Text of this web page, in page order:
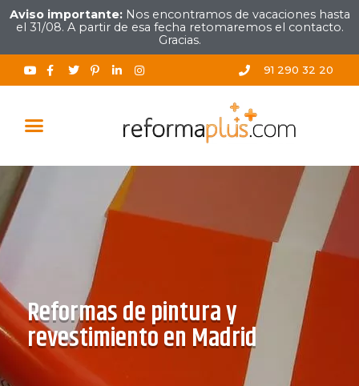
Aviso importante:Nos encontramos de vacaciones hasta
el 31/08. A partir de esa fecha retomaremos el contacto.
Gracias.
91 290 32 20
Reformas de pintura y
revestimiento en Madrid